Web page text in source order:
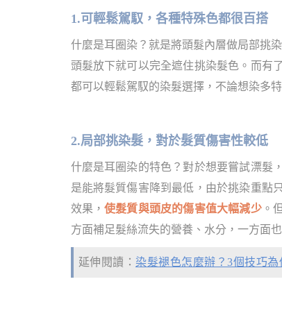
1.可輕鬆駕馭，各種特殊色都很百搭
什麼是耳圈染？就是將頭髮內層做局部挑
頭髮放下就可以完全遮住挑染髮色。而有了
都可以輕鬆駕馭的染髮選擇，不論想染多
2.局部挑染髮，對於髮質傷害性較低
什麼是耳圈染的特色？對於想要嘗試漂髮
是能將髮質傷害降到最低，由於挑染重點
效果，使髮質與頭皮的傷害值大幅減少。
方面補足髮絲流失的營養、水分，一方面
延伸閱讀： 染髮褪色怎麼辦？3個技巧